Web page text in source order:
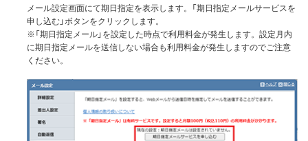
メール設定画面にて期日指定を表示します。「期日指定メールサービスを
申し込む」ボタンをクリックします。
※「期日指定メール」を設定した時点で利用料金が発生します。設定月内
に期日指定メールを送信しない場合も利用料金が発生しますのでご注意
ください。